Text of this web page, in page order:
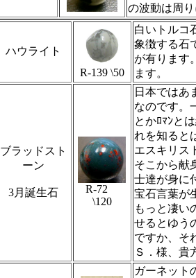
の波動は周
ハウライト
R-139 \50
白いトルコ
象徴する石
が有ります
ます。
ブラッドスト
ーン
3月誕生石
R‐72
\120
日本ではあ
なのです。
とかﾛﾏﾝと
れを知ると
エスキリス
そこから献
士達が身に
宝石言葉が
もっと凄い
せるとゆう
ですか、そ
Ｓ．様、貴
ガーネット